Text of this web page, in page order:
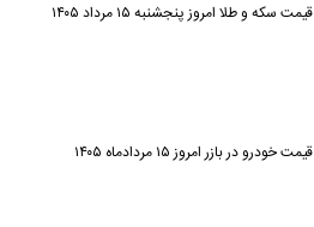
قیمت سکه و طلا امروز پنجشنبه ۱۵ مرداد ۱۴۰۵
قیمت خودرو در بازر امروز ۱۵ مردادماه ۱۴۰۵